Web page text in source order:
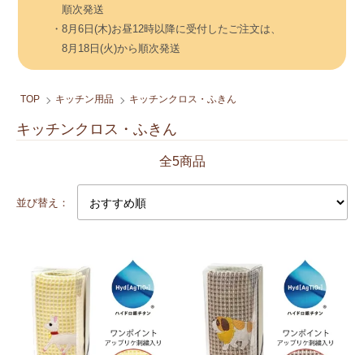
順次発送
・8月6日(木)お昼12時以降に受付したご注文は、
8月18日(火)から順次発送
TOP キッチン用品 キッチンクロス・ふきん
キッチンクロス・ふきん
全5商品
並び替え：